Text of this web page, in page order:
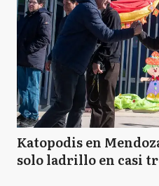
Katopodis en
solo ladrillo en casi